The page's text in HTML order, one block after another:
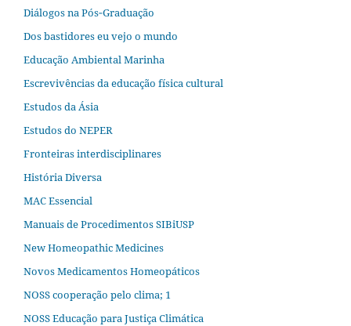
Diálogos na Pós‐Graduação
Dos bastidores eu vejo o mundo
Educação Ambiental Marinha
Escrevivências da educação física cultural
Estudos da Ásia​
Estudos do NEPER
Fronteiras interdisciplinares
História Diversa
MAC Essencial
Manuais de Procedimentos SIBiUSP
New Homeopathic Medicines
Novos Medicamentos Homeopáticos
NOSS cooperação pelo clima; 1
NOSS Educação para Justiça Climática